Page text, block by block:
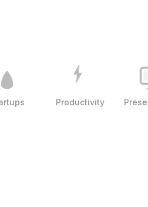
Productivity